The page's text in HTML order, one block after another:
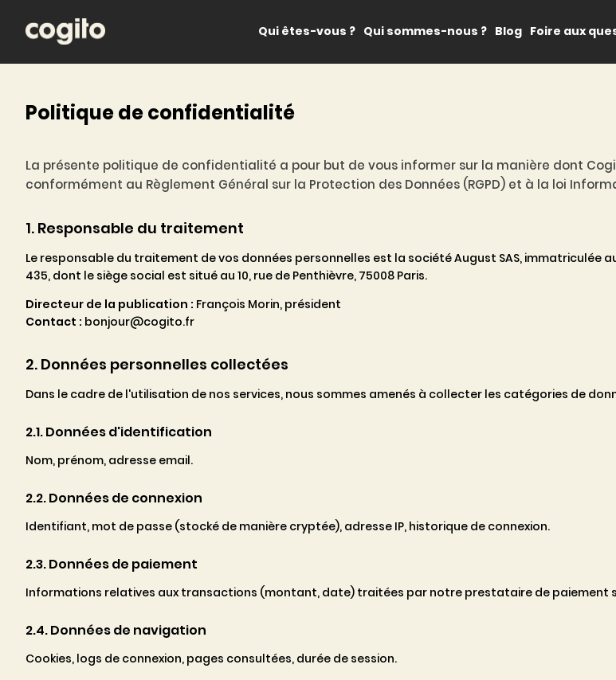
Qui êtes-vous ? Qui sommes-nous ? Blog Foire aux
Politique de confidentialité
La présente politique de confidentialité a pour but de vous informer sur la manière dont
conformément au Règlement Général sur la Protection des Données (RGPD) et à la loi
1. Responsable du traitement
Le responsable du traitement de vos données personnelles est la société August SAS, immatriculée
435, dont le siège social est situé au 10, rue de Penthièvre, 75008 Paris.
Directeur de la publication : François Morin, président
Contact : bonjour@cogito.fr
2. Données personnelles collectées
Dans le cadre de l'utilisation de nos services, nous sommes amenés à collecter les catégories de
2.1. Données d'identification
Nom, prénom, adresse email.
2.2. Données de connexion
Identifiant, mot de passe (stocké de manière cryptée), adresse IP, historique de connexion.
2.3. Données de paiement
Informations relatives aux transactions (montant, date) traitées par notre prestataire de paiement
2.4. Données de navigation
Cookies, logs de connexion, pages consultées, durée de session.